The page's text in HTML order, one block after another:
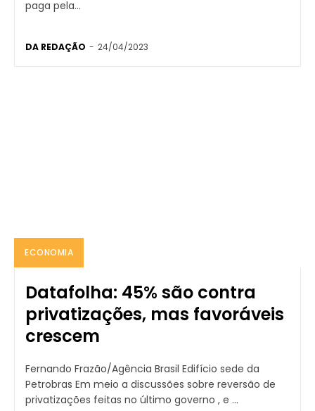
paga pela...
DA REDAÇÃO - 24/04/2023
ECONOMIA
Datafolha: 45% são contra
privatizações, mas favoráveis
crescem
Fernando Frazão/Agência Brasil Edifício sede da
Petrobras Em meio a discussões sobre reversão de
privatizações feitas no último governo , e ...